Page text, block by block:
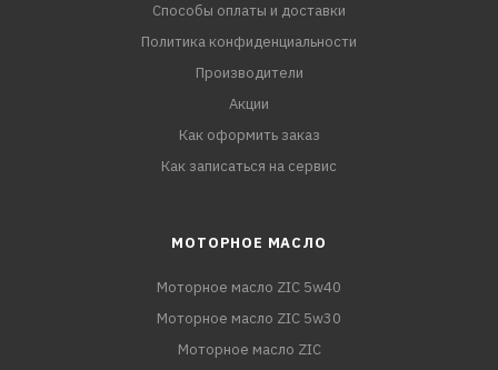
Способы оплаты и доставки
Политика конфиденциальности
Производители
Акции
Как оформить заказ
Как записаться на сервис
МОТОРНОЕ МАСЛО
Моторное масло ZIC 5w40
Моторное масло ZIC 5w30
Моторное масло ZIC